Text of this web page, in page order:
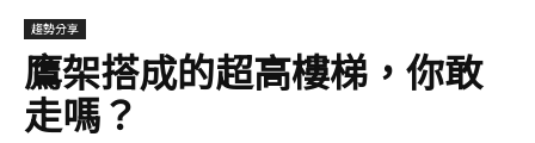
趨勢分享
鷹架搭成的超高樓梯，你敢
走嗎？